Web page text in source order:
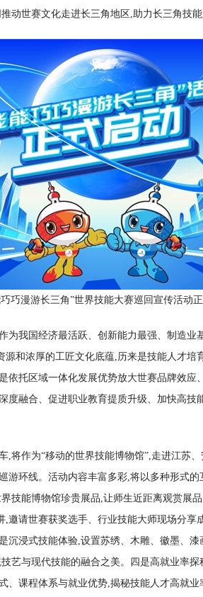
动世赛文化走进长三角地区,助力长三角技能
巧漫游长三角”世界技能大赛巡回宣传活动
为我国经济最活跃、创新能力最强、制造业
源和浓厚的工匠文化底蕴,历来是技能人才培
依托区域一体化发展优势放大世赛品牌效应
度融合、促进职业教育提质升级、加快高技
,将作为“移动的世界技能博物馆”,走进江苏
游环线。活动内容丰富多彩,将以多种形式
技能博物馆珍贵展品,让师生近距离观赏展
,邀请世赛获奖选手、行业技能大师现场分享
沉浸式技能体验,设置苏绣、木雕、徽墨、
艺与现代技能的融合之美。四是高就业率
、课程体系与就业优势,揭秘技能人才高就